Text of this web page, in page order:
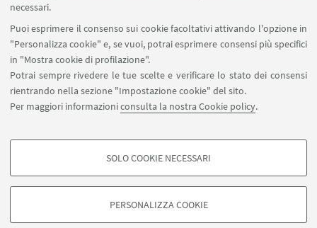
necessari.
Puoi esprimere il consenso sui cookie facoltativi attivando l'opzione in
"Personalizza cookie" e, se vuoi, potrai esprimere consensi più specifici
in "Mostra cookie di profilazione".
Potrai sempre rivedere le tue scelte e verificare lo stato dei consensi
rientrando nella sezione "Impostazione cookie" del sito.
Per maggiori informazioniconsulta la nostra Cookie policy.
COOKIE DI PROFILAZIONE - FACOLTATIVI
degli utenti, creare profili in base al loro comportamento sul sito, per analisi
di marketing.
SOLO COOKIE NECESSARI
PERSONALIZZA COOKIE
COMITATO CONSULTIVO
Andrea Brunello
Giulia Tasquier , Sara Laureti
CON LA COLLABORAZIONE DI
Monica Murano, Lorenza Vianello, Roberto